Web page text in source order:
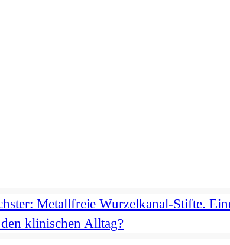
Metallfreie Wurzelkanal-Stifte.
klinischen Alltag?